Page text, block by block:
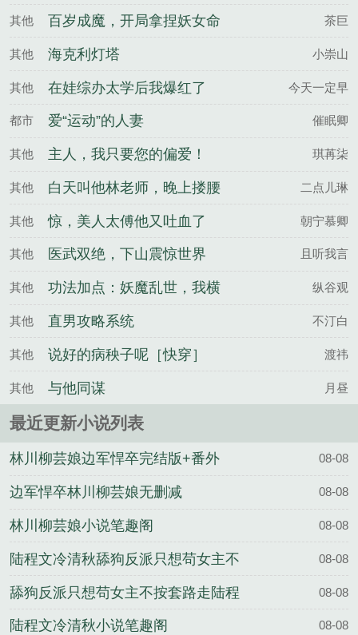
亲
其他
百岁成魔，开局拿捏妖女命
脉
茶巨
其他 海克利灯塔 小崇山
其他 在娃综办太学后我爆红了 今天一定早
都市 爱“运动”的人妻 催眠卿
其他 主人，我只要您的偏爱！ 琪苒柒
其他
白天叫他林老师，晚上搂腰
喊宝贝
二点儿琳
其他 惊，美人太傅他又吐血了 朝宁慕卿
其他 医武双绝，下山震惊世界 且听我言
其他
功法加点：妖魔乱世，我横
推三千神魔
纵谷观
其他 直男攻略系统 不汀白
其他 说好的病秧子呢［快穿］ 渡祎
其他 与他同谋 月昼
最近更新小说列表
林川柳芸娘边军悍卒完结版+番外 08-08
边军悍卒林川柳芸娘无删减 08-08
林川柳芸娘小说笔趣阁 08-08
陆程文冷清秋舔狗反派只想苟女主不
按套路走完结版+番外
08-08
舔狗反派只想苟女主不按套路走陆程
文冷清秋无删减
08-08
陆程文冷清秋小说笔趣阁 08-08